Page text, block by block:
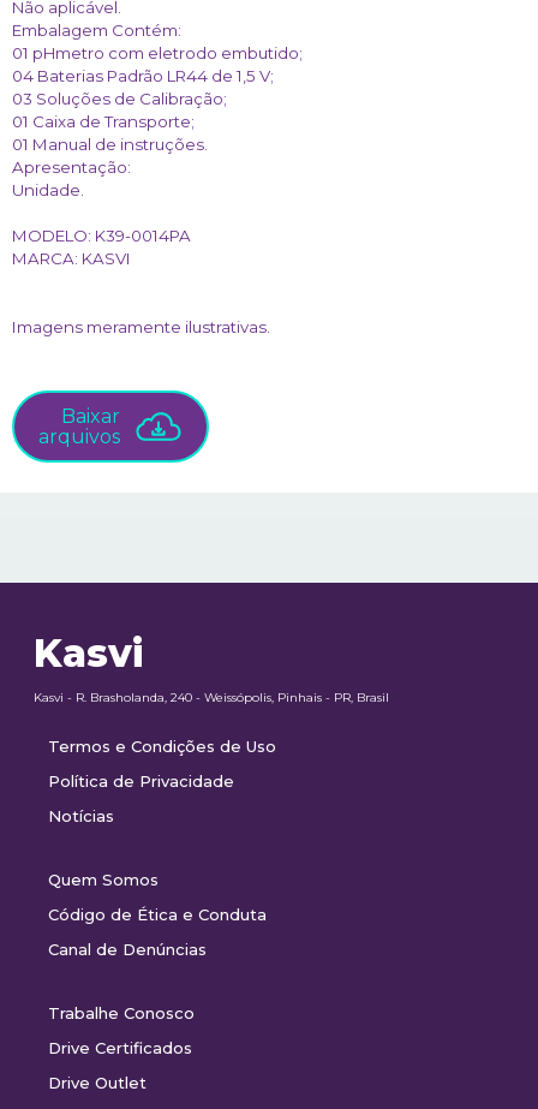
Não aplicável.
Embalagem Contém:
01 pHmetro com eletrodo embutido;
04 Baterias Padrão LR44 de 1,5 V;
03 Soluções de Calibração;
01 Caixa de Transporte;
01 Manual de instruções.
Apresentação:
Unidade.
MODELO: K39-0014PA
MARCA: KASVI
Imagens meramente ilustrativas.
Baixar
arquivos
Kasvi
Kasvi - R. Brasholanda, 240 - Weissópolis, Pinhais - PR, Brasil
Termos e Condições de Uso
Política de Privacidade
Notícias
Quem Somos
Código de Ética e Conduta
Canal de Denúncias
Trabalhe Conosco
Drive Certificados
Drive Outlet